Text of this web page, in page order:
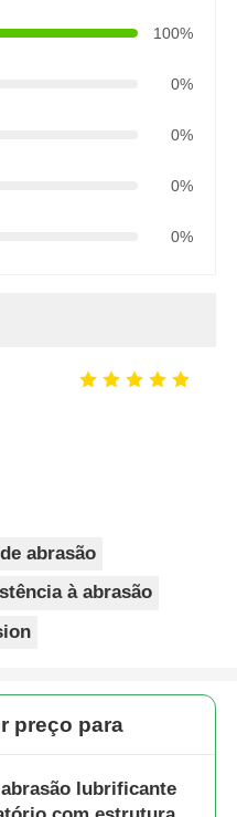
100%
0%
0%
0%
0%
abrasão
à abrasão
preço para
abrasão lubrificante